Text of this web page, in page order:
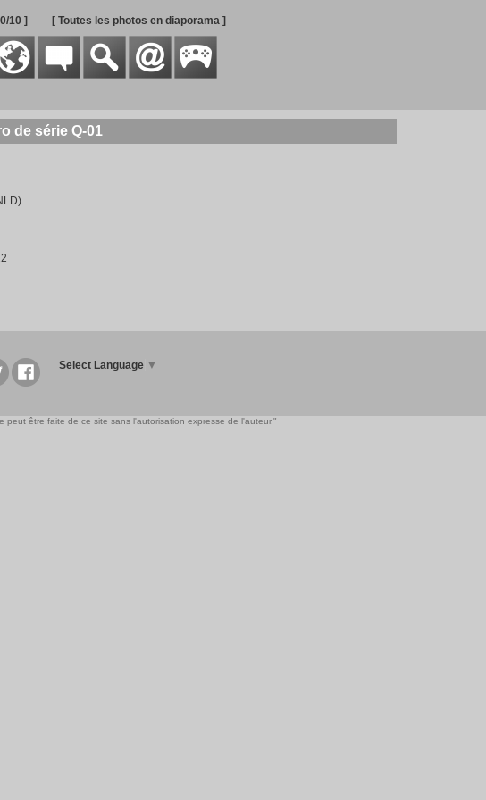
10 ] [ Toutes les photos en diaporama ]
de série Q-01
Select Language ▼
être faite de ce site sans l'autorisation expresse de l'auteur."